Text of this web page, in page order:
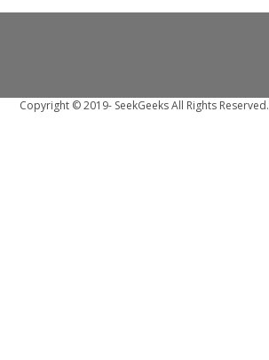
Copyright © 2019- SeekGeeks All Rights Reserved.